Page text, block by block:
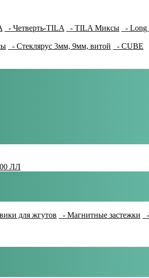
- Четверть-TILA - TILA Миксы - Long
- Стеклярус 3мм, 9мм, витой - CUBE
ЛЛ
для жгутов - Магнитные застежки